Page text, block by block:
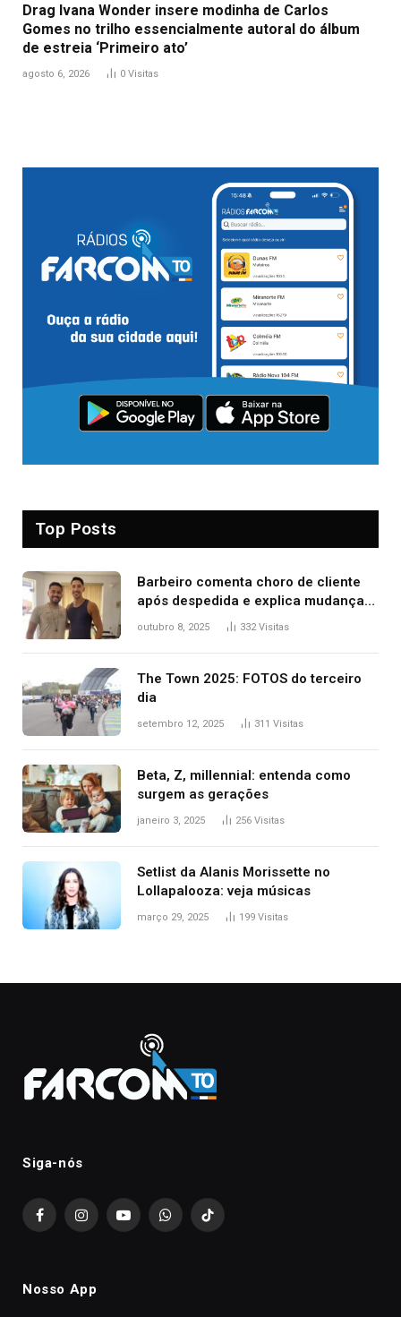
Drag Ivana Wonder insere modinha de Carlos
Gomes no trilho essencialmente autoral do álbum
de estreia ‘Primeiro ato’
agosto 6, 2026 0 Visitas
Top Posts
Barbeiro comenta choro de cliente
após despedida e explica mudança
para o TO: ‘Não esperava atingir
outubro 8, 2025 332Visitas
The Town 2025: FOTOS do terceiro
dia
setembro 12, 2025 311 Visitas
Beta, Z, millennial: entenda como
surgem as gerações
janeiro 3, 2025 256 Visitas
Setlist da Alanis Morissette no
Lollapalooza: veja músicas
março 29, 2025 199 Visitas
Siga-nós
FacebookInstagramYouTubeWhatsAppTikTok
Nosso App